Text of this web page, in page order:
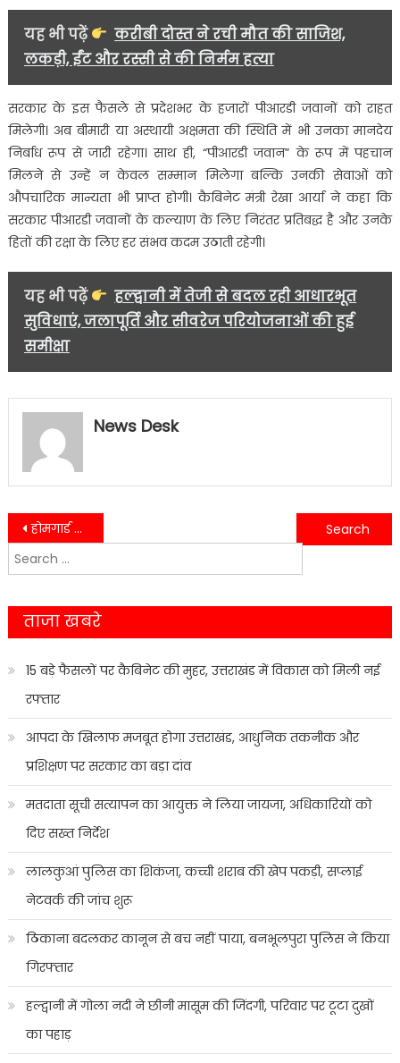
यह भी पढ़ें
करीबी दोस्त ने रची मौत की साजिश,
लकड़ी, ईंट और रस्सी से की निर्मम हत्या
सरकार के इस फैसले से प्रदेशभर के हजारों पीआरडी जवानों को राहत
मिलेगी। अब बीमारी या अस्थायी अक्षमता की स्थिति में भी उनका मानदेय
निर्बाध रूप से जारी रहेगा। साथ ही, “पीआरडी जवान” के रूप में पहचान
मिलने से उन्हें न केवल सम्मान मिलेगा बल्कि उनकी सेवाओं को
औपचारिक मान्यता भी प्राप्त होगी। कैबिनेट मंत्री रेखा आर्या ने कहा कि
सरकार पीआरडी जवानों के कल्याण के लिए निरंतर प्रतिबद्ध है और उनके
हितों की रक्षा के लिए हर संभव कदम उठाती रहेगी।
यह भी पढ़ें
हल्द्वानी में तेजी से बदल रही आधारभूत
सुविधाएं, जलापूर्ति और सीवरेज परियोजनाओं की हुई
समीक्षा
News Desk
Post
navigation
होमगार्ड स्थापना दिवस पर सरकार मेहरबान छुट्टियां, वर्दी और ऊंचाई भत्ता सब हुआ मंजूर….
बनभूलपुरा रेलवे भूमि मामला: हल्द्वानी में अलर्ट मोड ON, 10 दिसंबर को बदले रहेंगे सभी रास्ते….
Search
for:
ताजा खबरे
15 बड़े फैसलों पर कैबिनेट की मुहर, उत्तराखंड में विकास को मिली नई
रफ्तार
आपदा के खिलाफ मजबूत होगा उत्तराखंड, आधुनिक तकनीक और
प्रशिक्षण पर सरकार का बड़ा दांव
मतदाता सूची सत्यापन का आयुक्त ने लिया जायजा, अधिकारियों को
दिए सख्त निर्देश
लालकुआं पुलिस का शिकंजा, कच्ची शराब की खेप पकड़ी, सप्लाई
नेटवर्क की जांच शुरू
ठिकाना बदलकर कानून से बच नहीं पाया, बनभूलपुरा पुलिस ने किया
गिरफ्तार
हल्द्वानी में गोला नदी ने छीनी मासूम की जिंदगी, परिवार पर टूटा दुखों
का पहाड़